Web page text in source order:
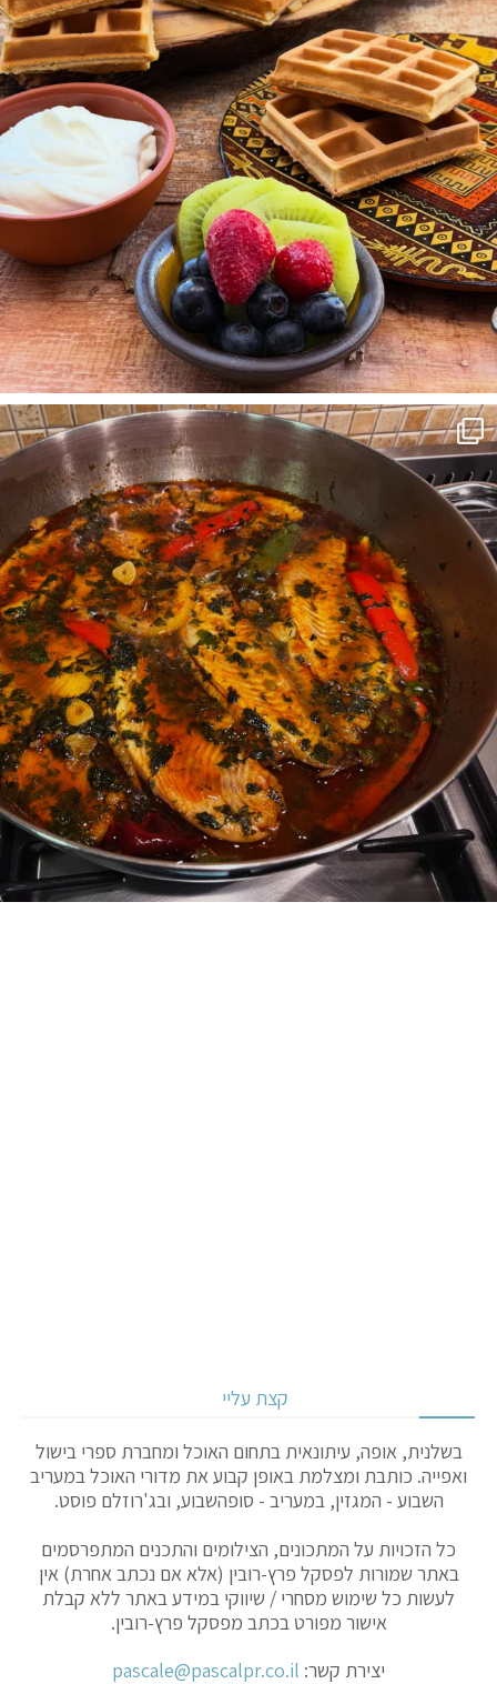
קצת עליי
בשלנית, אופה, עיתונאית בתחום האוכל ומחברת ספרי בישול
ואפייה. כותבת ומצלמת באופן קבוע את מדורי האוכל במעריב
השבוע - המגזין, במעריב - סופהשבוע, ובג'רוזלם פוסט.
כל הזכויות על המתכונים, הצילומים והתכנים המתפרסמים
באתר שמורות לפסקל פרץ-רובין (אלא אם נכתב אחרת) אין
לעשות כל שימוש מסחרי / שיווקי במידע באתר ללא קבלת
אישור מפורט בכתב מפסקל פרץ-רובין.
יצירת קשר: pascale@pascalpr.co.il